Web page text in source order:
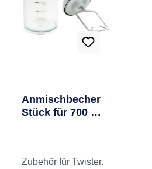
Anmischbecher
Stück für 700 ml
Zubehör für Twister.